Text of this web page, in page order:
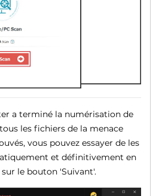
a terminé la numérisation de
les fichiers de la menace
vous pouvez essayer de les
et définitivement en
le bouton 'Suivant'.